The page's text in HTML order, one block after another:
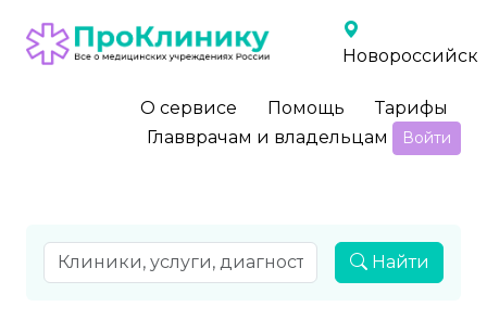
Новороссийск
О сервисе Помощь
Тарифы
Главврачам и владельцам
Войти
Найти